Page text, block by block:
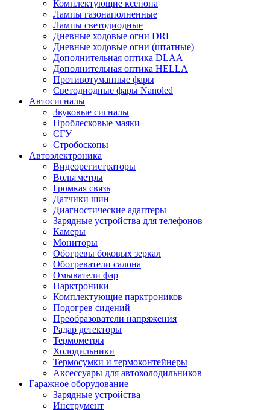
Комплектующие ксенона
Лампы газонаполненные
Лампы светодиодные
Дневные ходовые огни DRL
Дневные ходовые огни (штатные)
Дополнительная оптика DLAA
Дополнительная оптика HELLA
Противотуманные фары
Светодиодные фары Nanoled
Автосигналы
Звуковые сигналы
Проблесковые маяки
СГУ
Стробоскопы
Автоэлектроника
Видеорегистраторы
Вольтметры
Громкая связь
Датчики шин
Диагностические адаптеры
Зарядные устройства для телефонов
Камеры
Мониторы
Обогревы боковых зеркал
Обогреватели салона
Омыватели фар
Парктроники
Комплектующие парктроников
Подогрев сидений
Преобразователи напряжения
Радар детекторы
Термометры
Холодильники
Термосумки и термоконтейнеры
Аксессуары для автохолодильников
Гаражное оборудование
Зарядные устройства
Инструмент